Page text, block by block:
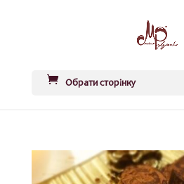
Обрати сторінку